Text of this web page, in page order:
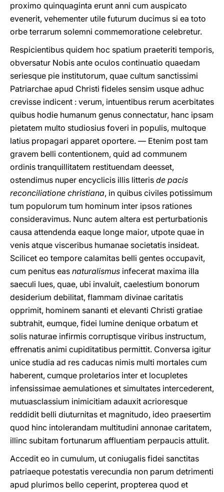
proximo quinquaginta erunt anni cum auspicato
evenerit, vehementer utile futurum ducimus si ea toto
orbe terrarum solemni commemoratione celebretur.
Respicientibus quidem hoc spatium praeteriti temporis,
obversatur Nobis ante oculos continuatio quaedam
seriesque pie institutorum, quae cultum sanctissimi
Patriarchae apud Christi fideles sensim usque adhuc
crevisse indicent : verum, intuentibus rerum acerbitates
quibus hodie humanum genus connectatur, hanc ipsam
pietatem multo studiosius foveri in populis, multoque
latius propagari apparet oportere. — Etenim post tam
gravem belli contentionem, quid ad communem
ordinis tranquillitatem restituendam deesset,
ostendimus nuper encyclicis illis litteris de pacis
reconciliatione christiana, in quibus civiles potissimum
tum populorum tum hominum inter ipsos rationes
consideravimus. Nunc autem altera est perturbationis
causa attendenda eaque longe maior, utpote quae in
venis atque visceribus humanae societatis insideat.
Scilicet eo tempore calamitas belli gentes occupavit,
cum penitus eas naturalismus infecerat maxima illa
saeculi lues, quae, ubi invaluit, caelestium bonorum
desiderium debilitat, flammam divinae caritatis
opprimit, hominem sananti et elevanti Christi gratiae
subtrahit, eumque, fidei lumine denique orbatum et
solis naturae infirmis corruptisque viribus instructum,
effrenatis animi cupiditatibus permittit. Conversa igitur
unice studia ad res caducas nimis multi mortales cum
haberent, cumque proletarios inter et locupletes
infensissimae aemulationes et simultates intercederent,
mutuasclassium inimicitiam adauxit acrioresque
reddidit belli diuturnitas et magnitudo, ideo praesertim
quod hinc intolerandam multitudini annonae caritatem,
illinc subitam fortunarum affluentiam perpaucis attulit.
Accedit eo in cumulum, ut coniugalis fidei sanctitas
patriaeque potestatis verecundia non parum detrimenti
apud plurimos bello ceperint, propterea quod et